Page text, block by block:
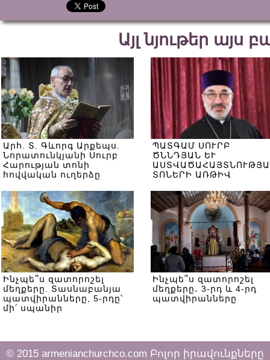
Այլ նյութեր այս
Արհ. Տ. Գևորգ Արքեպս.
Նորատունկյանի Սուրբ
Հարության տոնի
հովվական ուղերձը
ՊԱՏԳԱՄ ՍՈՒՐԲ
ԾՆՆԴՅԱՆ ԵՒ
ՏՈՆԵՐԻ ԱՌԹԻՎ
Ինչպե՞ս զատորոշել
մեղքերը. Տասնաբանյա
պատվիրանները, 5-րդը՝
մի՛ սպանիր
Ինչպե՞ս զատորոշել
մեղքերը․ 3-րդ և 4-րդ
պատվիրանները
© 2015 armenianchurchco.com Բոլոր իրավունքները